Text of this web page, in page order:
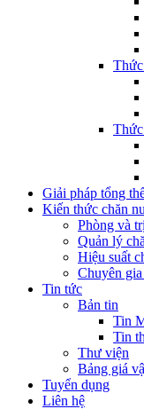
Thức
Giải pháp tổng
Kiến thức chăn
Phòng và
Quản lý
Hiệu suất
Chuyên
Tin tức
Bản tin
Tin
Tin
Thư viện
Bảng giá
Tuyển dụng
Liên hệ